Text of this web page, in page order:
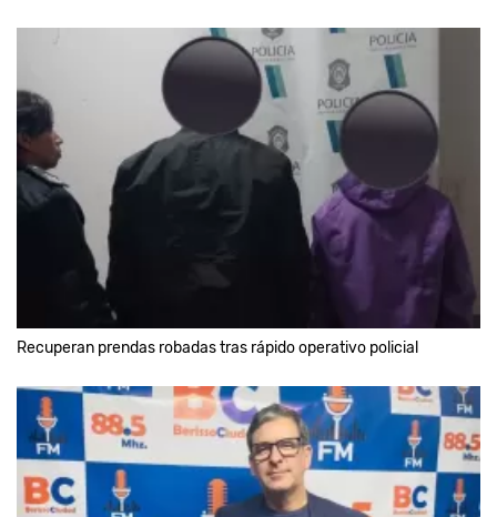
Recuperan prendas robadas tras rápido operativo policial